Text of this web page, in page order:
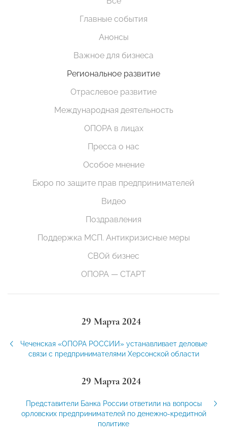
Главные события
Анонсы
Важное для бизнеса
Региональное развитие
Отраслевое развитие
Международная деятельность
ОПОРА в лицах
Пресса о нас
Особое мнение
Бюро по защите прав предпринимателей
Видео
Поздравления
Поддержка МСП. Антикризисные меры
СВОй бизнес
ОПОРА — СТАРТ
29 Марта 2024
Чеченская «ОПОРА РОССИИ» устанавливает деловые
связи с предпринимателями Херсонской области
29 Марта 2024
Представители Банка России ответили на вопросы
орловских предпринимателей по денежно-кредитной
политике